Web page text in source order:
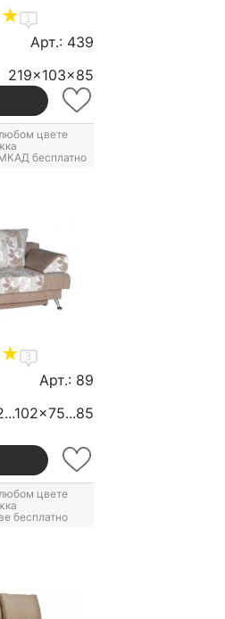
1
Арт.: 439
219x103x85
цвете
бесплатно
3
Арт.: 89
цвете
бесплатно